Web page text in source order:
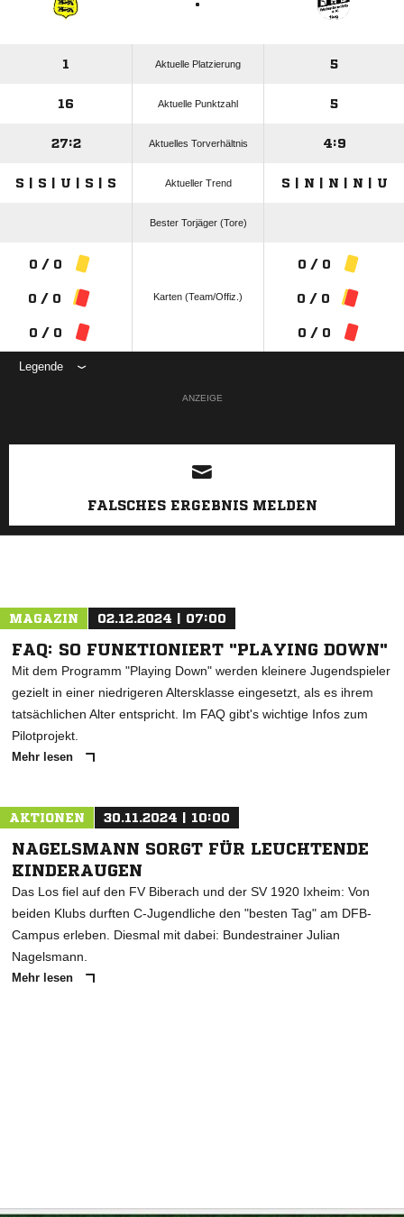
1 Aktuelle Platzierung 5
16 Aktuelle Punktzahl 5
27:2 Aktuelles Torverhältnis 4:9
S | S | U | S | S Aktueller Trend S | N | N | N | U
Bester Torjäger (Tore)
0 / 0
0 / 0
0 / 0
Karten (Team/Offiz.)
0 / 0
0 / 0
0 / 0
Legende
ANZEIGE
FALSCHES ERGEBNIS MELDEN
MAGAZIN 02.12.2024 | 07:00
FAQ: SO FUNKTIONIERT "PLAYING DOWN"
Mit dem Programm "Playing Down" werden kleinere Jugendspieler
gezielt in einer niedrigeren Altersklasse eingesetzt, als es ihrem
tatsächlichen Alter entspricht. Im FAQ gibt's wichtige Infos zum
Pilotprojekt.
Mehr lesen
AKTIONEN 30.11.2024 | 10:00
NAGELSMANN SORGT FÜR LEUCHTENDE
KINDERAUGEN
Das Los fiel auf den FV Biberach und der SV 1920 Ixheim: Von
beiden Klubs durften C-Jugendliche den "besten Tag" am DFB-
Campus erleben. Diesmal mit dabei: Bundestrainer Julian
Nagelsmann.
Mehr lesen